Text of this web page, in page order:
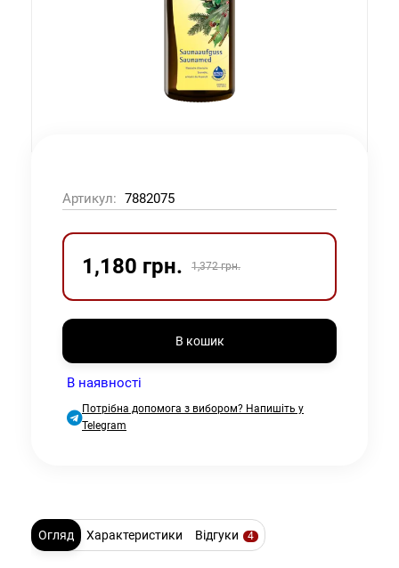
Артикул: 7882075
1,180 грн. 1,372 грн.
В кошик
В наявності
Потрібна допомога з вибором? Напишіть у
Telegram
Огляд Характеристики Відгуки 4